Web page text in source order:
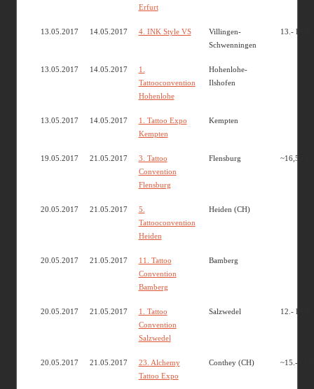
Erfurt
13.05.2017 14.05.2017 4. INK Style VS
Villingen-
Schwenningen
13.- EUR
13.05.2017 14.05.2017
1.
Tattooconvention
Hohenlohe
Hohenlohe-
Ilshofen
13.05.2017 14.05.2017
1. Tattoo Expo
Kempten
Kempten
19.05.2017 21.05.2017
3. Tattoo
Convention
Flensburg
Flensburg ~16,50
20.05.2017 21.05.2017
5.
Tattooconvention
Heiden
Heiden (CH)
20.05.2017 21.05.2017
11. Tattoo
Convention
Bamberg
Bamberg
20.05.2017 21.05.2017
1. Tattoo
Convention
Salzwedel
Salzwedel 12.- EUR
20.05.2017 21.05.2017
23. Alchemy
Tattoo Expo
Conthey (CH) ~15.- CHF